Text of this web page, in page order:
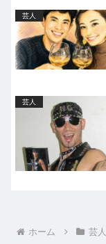
芸人
芸人
ホーム 芸人